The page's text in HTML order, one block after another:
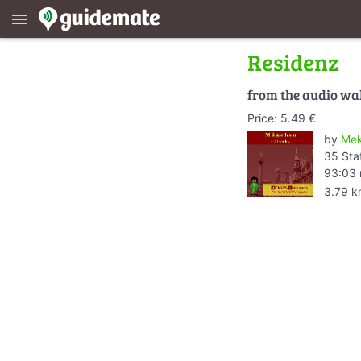
menu
Residenz
from the audio
Price: 5.49 €
by
35
93:03
3.79